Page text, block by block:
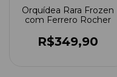
Orquídea Rara Frozen
com Ferrero Rocher
R$349,90